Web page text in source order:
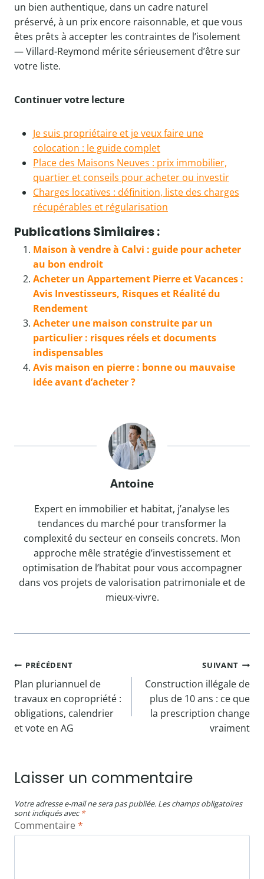
un bien authentique, dans un cadre naturel
préservé, à un prix encore raisonnable, et que vous
êtes prêts à accepter les contraintes de l’isolement
— Villard-Reymond mérite sérieusement d’être sur
votre liste.
Continuer votre lecture
Je suis propriétaire et je veux faire une
colocation : le guide complet
Place des Maisons Neuves : prix immobilier,
quartier et conseils pour acheter ou investir
Charges locatives : définition, liste des charges
récupérables et régularisation
Publications Similaires :
Maison à vendre à Calvi : guide pour acheter
au bon endroit
Acheter un Appartement Pierre et Vacances :
Avis Investisseurs, Risques et Réalité du
Rendement
Acheter une maison construite par un
particulier : risques réels et documents
indispensables
Avis maison en pierre : bonne ou mauvaise
idée avant d’acheter ?
Antoine
Expert en immobilier et habitat, j’analyse les
tendances du marché pour transformer la
complexité du secteur en conseils concrets. Mon
approche mêle stratégie d’investissement et
optimisation de l’habitat pour vous accompagner
dans vos projets de valorisation patrimoniale et de
mieux-vivre.
Navigation
de
l’article
PRÉCÉDENT
Plan pluriannuel de
travaux en copropriété :
obligations, calendrier
et vote en AG
SUIVANT
Construction illégale de
plus de 10 ans : ce que
la prescription change
vraiment
Laisser un commentaire
Votre adresse e-mail ne sera pas publiée. Les champs obligatoires
sont indiqués avec*
Commentaire*